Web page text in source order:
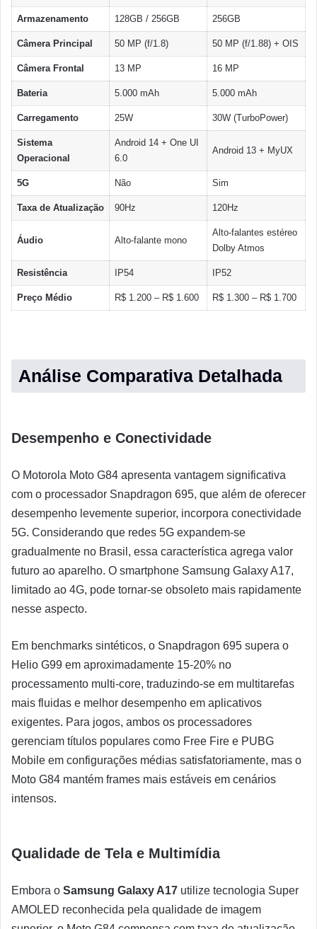
Armazenamento 128GB / 256GB 256GB
Câmera Principal 50 MP (f/1.8) 50 MP (f/1.88) + OIS
Câmera Frontal 13 MP 16 MP
Bateria 5.000 mAh 5.000 mAh
Carregamento 25W 30W (TurboPower)
Sistema
Operacional
Android 14 + One UI
6.0
Android 13 + MyUX
5G Não Sim
Taxa de Atualização 90Hz 120Hz
Áudio Alto-falante mono
Alto-falantes estéreo
Dolby Atmos
Resistência IP54 IP52
Preço Médio R$ 1.200 – R$ 1.600 R$ 1.300 – R$ 1.700
Análise Comparativa Detalhada
Desempenho e Conectividade
O Motorola Moto G84 apresenta vantagem significativa
com o processador Snapdragon 695, que além de oferecer
desempenho levemente superior, incorpora conectividade
5G. Considerando que redes 5G expandem-se
gradualmente no Brasil, essa característica agrega valor
futuro ao aparelho. O smartphone Samsung Galaxy A17,
limitado ao 4G, pode tornar-se obsoleto mais rapidamente
nesse aspecto.
Em benchmarks sintéticos, o Snapdragon 695 supera o
Helio G99 em aproximadamente 15-20% no
processamento multi-core, traduzindo-se em multitarefas
mais fluidas e melhor desempenho em aplicativos
exigentes. Para jogos, ambos os processadores
gerenciam títulos populares como Free Fire e PUBG
Mobile em configurações médias satisfatoriamente, mas o
Moto G84 mantém frames mais estáveis em cenários
intensos.
Qualidade de Tela e Multimídia
Embora o Samsung Galaxy A17 utilize tecnologia Super
AMOLED reconhecida pela qualidade de imagem